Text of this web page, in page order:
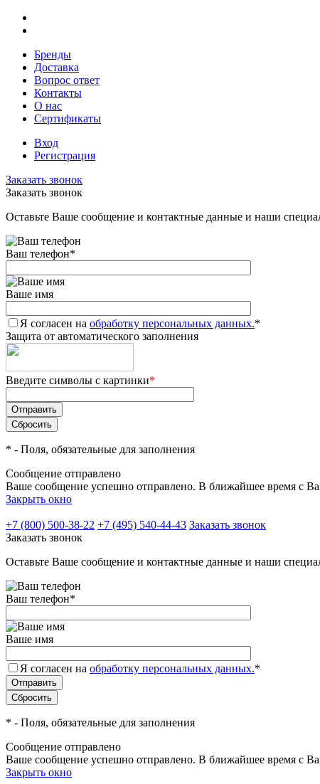
Бренды
Доставка
Вопрос ответ
Контакты
О нас
Сертификаты
Вход
Регистрация
Заказать звонок
Заказать звонок
Оставьте Ваше сообщение и контактные данные и наши
Ваш телефон*
Ваше имя
Я согласен на обработку персональных данных.*
Защита от автоматического заполнения
Введите символы с картинки*
* - Поля, обязательные для заполнения
Сообщение отправлено
Ваше сообщение успешно отправлено. В ближайшее время с
Закрыть окно
+7 (800) 500-38-22 +7 (495) 540-44-43 Заказать звонок
Заказать звонок
Оставьте Ваше сообщение и контактные данные и наши
Ваш телефон*
Ваше имя
Я согласен на обработку персональных данных.*
* - Поля, обязательные для заполнения
Сообщение отправлено
Ваше сообщение успешно отправлено. В ближайшее время с
Закрыть окно